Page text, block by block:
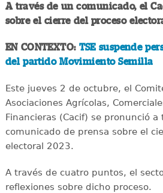
A través de un comunicado, el
sobre el cierre del proceso
EN CONTEXTO: TSE suspende
del partido Movimiento Semilla
Este jueves 2 de octubre, el
Asociaciones Agrícolas,
Financieras (Cacif) se pronunció a
comunicado de prensa sobre el
electoral 2023.
A través de cuatro puntos, el
reflexiones sobre dicho proceso.